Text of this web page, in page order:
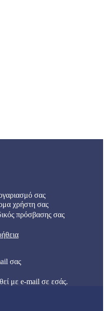
σας
χρήστη σας
πρόσβασης σας
σας
με e-mail σε εσάς.